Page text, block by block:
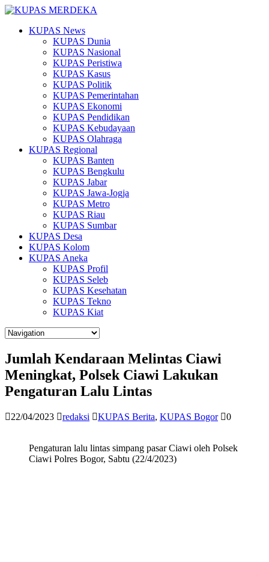
KUPAS News
KUPAS Dunia
KUPAS Nasional
KUPAS Peristiwa
KUPAS Kasus
KUPAS Politik
KUPAS Pemerintahan
KUPAS Ekonomi
KUPAS Pendidikan
KUPAS Kebudayaan
KUPAS Olahraga
KUPAS Regional
KUPAS Banten
KUPAS Bengkulu
KUPAS Jabar
KUPAS Jawa-Jogja
KUPAS Metro
KUPAS Riau
KUPAS Sumbar
KUPAS Desa
KUPAS Kolom
KUPAS Aneka
KUPAS Profil
KUPAS Seleb
KUPAS Kesehatan
KUPAS Tekno
KUPAS Kiat
Jumlah Kendaraan Melintas Ciawi
Meningkat, Polsek Ciawi Lakukan
Pengaturan Lalu Lintas
22/04/2023 redaksi KUPAS Berita, KUPAS Bogor 0
Pengaturan lalu lintas simpang pasar Ciawi oleh Polsek
Ciawi Polres Bogor, Sabtu (22/4/2023)